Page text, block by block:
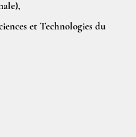
et Technologies du